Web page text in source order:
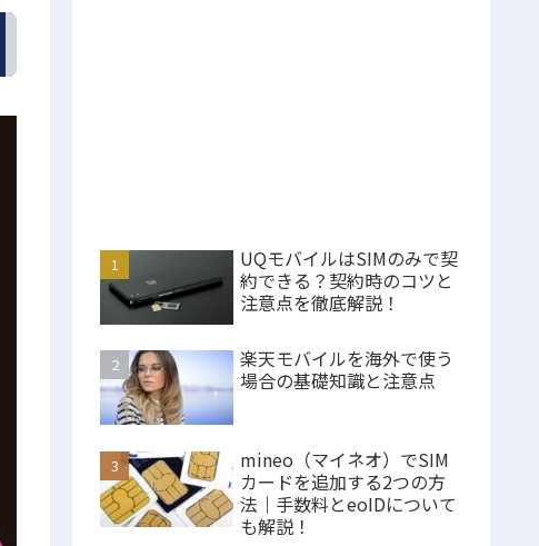
UQモバイルはSIMのみで契
約できる？契約時のコツと
注意点を徹底解説！
楽天モバイルを海外で使う
場合の基礎知識と注意点
mineo（マイネオ）でSIM
カードを追加する2つの方
法｜手数料とeoIDについて
も解説！